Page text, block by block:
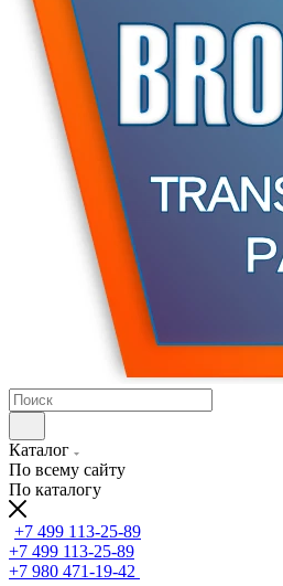
Каталог
По всему сайту
По каталогу
+7 499 113-25-89
+7 499 113-25-89
+7 980 471-19-42